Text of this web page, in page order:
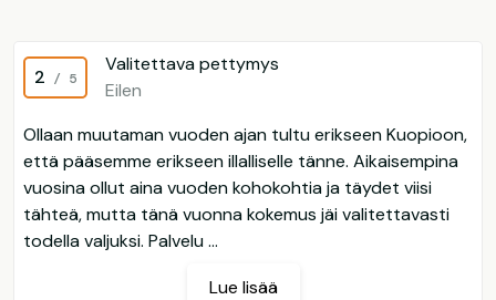
2 / 5
Valitettava pettymys
Eilen
Ollaan muutaman vuoden ajan tultu erikseen Kuopioon,
että pääsemme erikseen illalliselle tänne. Aikaisempina
vuosina ollut aina vuoden kohokohtia ja täydet viisi
tähteä, mutta tänä vuonna kokemus jäi valitettavasti
todella valjuksi. Palvelu ...
Lue lisää